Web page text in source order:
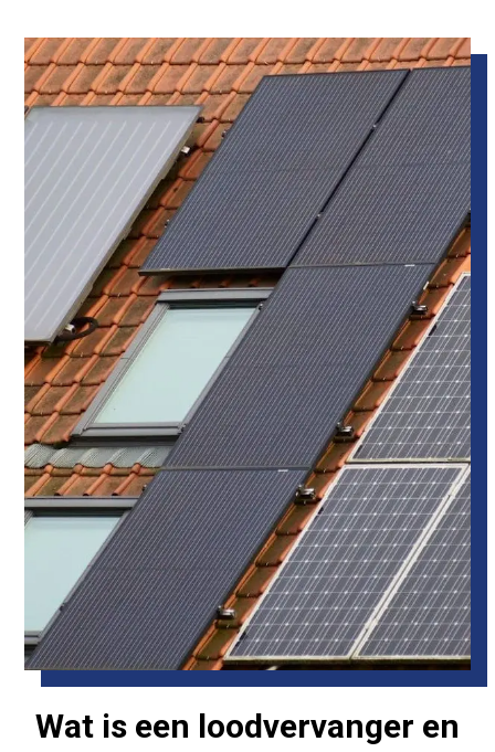
Wat is een loodvervanger en